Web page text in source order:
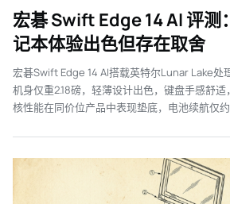
宏碁 Swift Edge 14 AI 评测
记本体验出色但存在取舍
宏碁Swift Edge 14 AI搭载英特尔Lunar Lake处
机身仅重2.18磅，轻薄设计出色，键盘手感舒
核性能在同价位产品中表现垫底，电池续航仅